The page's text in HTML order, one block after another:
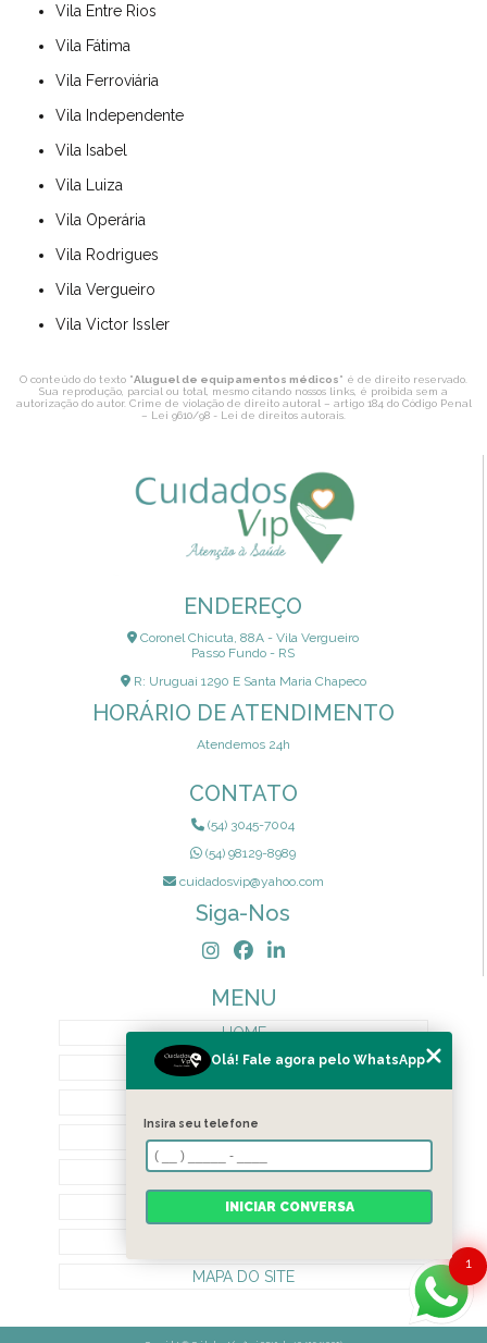
Vila Entre Rios
Vila Fátima
Vila Ferroviária
Vila Independente
Vila Isabel
Vila Luiza
Vila Operária
Vila Rodrigues
Vila Vergueiro
Vila Victor Issler
O conteúdo do texto "Aluguel de equipamentos médicos" é de direito reservado.
Sua reprodução, parcial ou total, mesmo citando nossos links, é proibida sem a
autorização do autor. Crime de violação de direito autoral – artigo 184 do Código Penal
– Lei 9610/98 - Lei de direitos autorais
ENDEREÇO
Coronel Chicuta, 88A - Vila Vergueiro
Passo Fundo - RS
R: Uruguai 1290 E Santa Maria Chapeco
HORÁRIO DE ATENDIMENTO
Atendemos 24h
CONTATO
(54) 3045-7004
(54) 98129-8989
cuidadosvip@yahoo.com
Siga-Nos
MENU
HOME
QUEM SOMOS
TERMOS DE PRIVACIDADE
CONTATO
BLOG
MAPA DO SITE
1
Olá! Fale agora pelo WhatsApp
Insira seu telefone
INICIAR CONVERSA